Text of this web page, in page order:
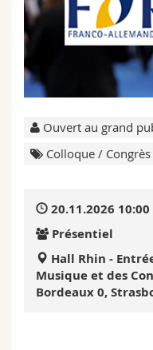
Sciences et
Collaborateurs
Webmail
Programme des
MyUnifr
Ouvert au grand
Colloque /
20.11.2026
Présentiel
Hall Rhin -
Musique et des
Bordeaux 0,